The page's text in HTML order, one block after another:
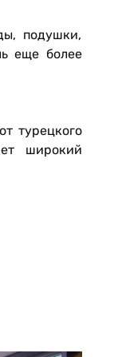
подушки,
еще более
турецкого
широкий